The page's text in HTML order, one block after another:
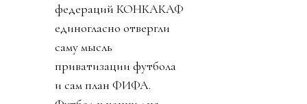
федераций КОНКАКАФ
единогласно отвергли
саму мысль
приватизации футбола
и сам план ФИФА.